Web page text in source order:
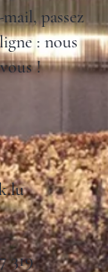
passez
: nous
!
319